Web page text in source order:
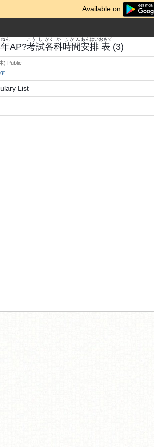
Available on
年
ねん
AP?考
こう
試
し
各
かく
科
か
時間
じかん
安
あん
排
はい
表
おもて
(3)
) Public
List